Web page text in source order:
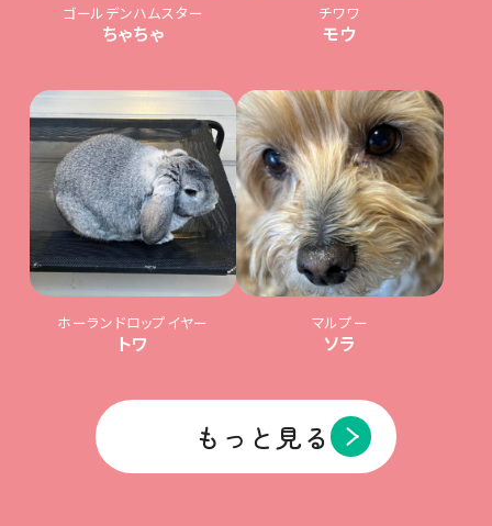
ゴールデンハムスター
ちゃちゃ
チワワ
モウ
ホーランドロップイヤー
トワ
マルプー
ソラ
もっと見る